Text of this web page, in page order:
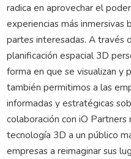
radica en aprovechar el
experiencias más inmersivas
partes interesadas. A través
planificación espacial 3D
forma en que se visualizan y
también permitimos a las
informadas y estratégicas
colaboración con iO
tecnología 3D a un público
empresas a reimaginar sus